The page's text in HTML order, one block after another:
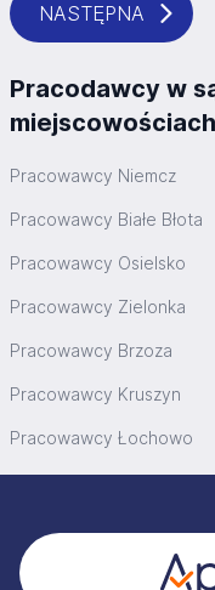
NASTĘPNA
Pracodawcy w
miejscowościach
Pracowawcy Niemcz
Pracowawcy Białe Błota
Pracowawcy Osielsko
Pracowawcy Zielonka
Pracowawcy Brzoza
Pracowawcy Kruszyn
Pracowawcy Łochowo